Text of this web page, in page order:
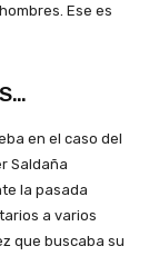
Ese es
en el caso del
Saldaña
la pasada
a varios
que buscaba su